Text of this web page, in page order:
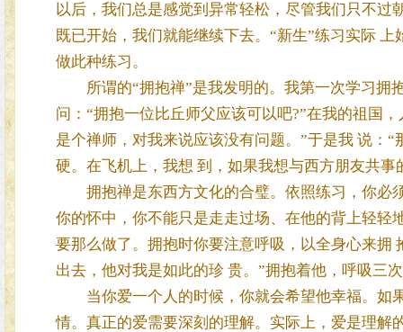
以后，我们总是感觉到异常轻松，尽管我们只不
既已开始，我们就能继续下去。“新生”练习实际
做此种练习。
所谓的“拥抱禅”是我发明的。我第一次学习拥
问：“拥抱一位比丘师父应该可以吧?”在我的祖国
是个禅师，对我来说应该没有问题。”于是我 说：
硬。在飞机上，我想 到，如果我想与西方朋友共
拥抱禅是东西方文化的合璧。依照练习，你必
你的怀中，你不能只是走走过场、在他的背上轻轻
要那么做了。拥抱时你要注意呼吸，以全身心来拥
出去，他对我是如此的珍 贵。”拥抱着他，呼吸三
当你爱一个人的时候，你就会希望他幸福。如
情。真正的爱需要深刻的理解。实际上，爱是理解